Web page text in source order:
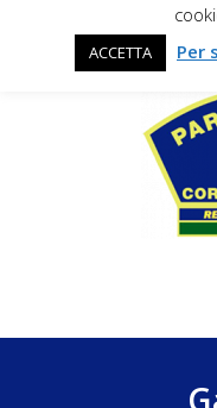
ACCETTA Per